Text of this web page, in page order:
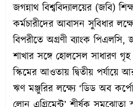
জগন্নাথ বিশ্ববিদ্যালয়ের (জবি)
কর্মচারীদের আবাসন সুবিধার
বিপরীতে অগ্রণী ব্যাংক পিএলসি,
শাখার সঙ্গে হোলসেল সাধারণ
স্কিমের আওতায় দ্বিতীয় পর্যায়ে
ঋণ মঞ্জুরির লক্ষ্যে ‘ডিড অব